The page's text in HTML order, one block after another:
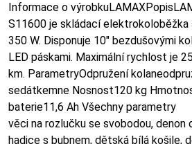
Informace o
S11600 je skládací
350 W. Disponuje 10″ bezdušovými
LED páskami. Maximální rychlost je
km. ParametryOdpružení
sedátkemne Nosnost120 kg
baterie11,6 Ah Všechny parametry
věci na rozlučku se svobodou, denon
hadice s bubnem, dětská bílá košile,